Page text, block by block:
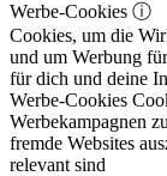
Werbe-Cookies ⓘ
Cookies, um die
und um Werbung
für dich und deine
Werbe-Cookies
Werbekampagnen
fremde Websites
relevant sind